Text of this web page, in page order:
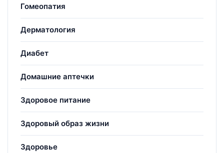
Гомеопатия
Дерматология
Диабет
Домашние аптечки
Здоровое питание
Здоровый образ жизни
Здоровье